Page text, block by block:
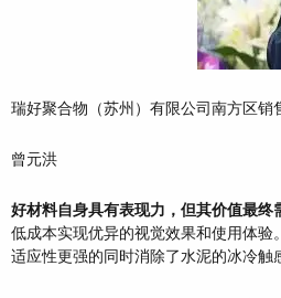
瑞好聚合物（苏州）有限公司南方区销
曾元洪
好材料自身具有表现力，但其价值最
低成本实现优异的视觉效果和使用体
适应性更强的同时消除了水泥的冰冷触